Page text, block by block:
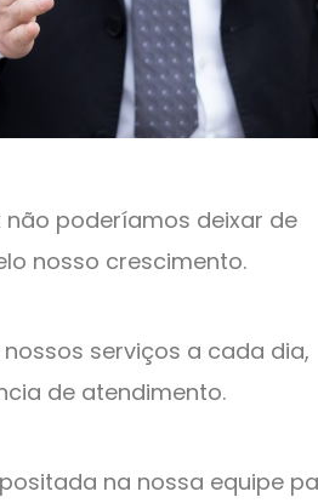
não poderíamos deixar de
nosso crescimento.
serviços a cada dia,
de atendimento.
na nossa equipe